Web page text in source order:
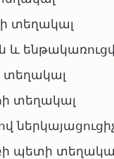
տեղակալ
և
տեղակալ
տեղակալ
պետի